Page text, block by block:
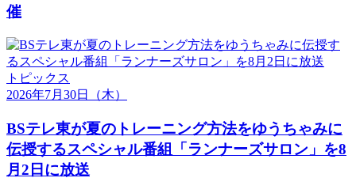
催
トピックス
2026年7月30日
（木）
BSテレ東が夏のトレーニング方法をゆうちゃみに
伝授するスペシャル番組「ランナーズサロン」を8
月2日に放送